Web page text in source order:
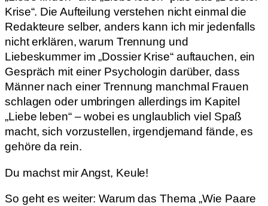
Krise“. Die Aufteilung verstehen nicht einmal die
Redakteure selber, anders kann ich mir jedenfalls
nicht erklären, warum Trennung und
Liebeskummer im „Dossier Krise“ auftauchen, ein
Gespräch mit einer Psychologin darüber, dass
Männer nach einer Trennung manchmal Frauen
schlagen oder umbringen allerdings im Kapitel
„Liebe leben“ – wobei es unglaublich viel Spaß
macht, sich vorzustellen, irgendjemand fände, es
gehöre da rein.
Du machst mir Angst, Keule!
So geht es weiter: Warum das Thema „Wie Paare